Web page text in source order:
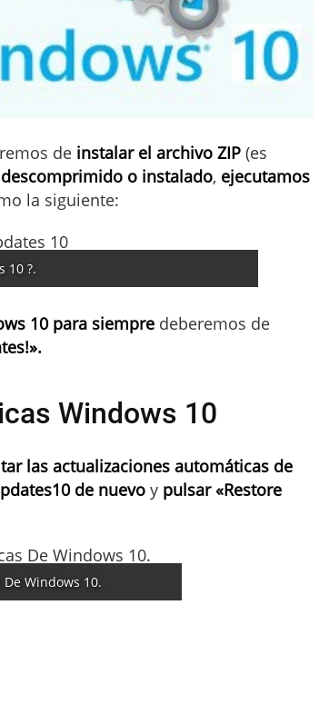
de instalar el archivo ZIP (es
descomprimido o instalado, ejecutamos
la siguiente:
10 ?.
10 para siempre deberemos de
Windows 10
las actualizaciones automáticas de
de nuevo y pulsar «Restore
Windows 10.